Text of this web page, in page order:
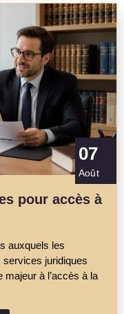
07
Août
pour accès à
auxquels les
juridiques
à l’accès à la